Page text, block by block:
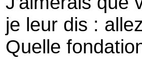
je leur dis :
Quelle